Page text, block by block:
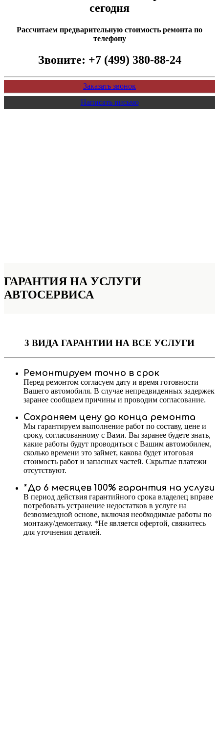
сегодня
Рассчитаем предварительную стоимость ремонта по
телефону
Звоните: +7 (499) 380-88-24
Заказать звонок
Написать письмо
ГАРАНТИЯ НА УСЛУГИ
АВТОСЕРВИСА
3 ВИДА ГАРАНТИИ НА ВСЕ УСЛУГИ
Ремонтируем точно в срок
Перед ремонтом согласуем дату и время готовности
Вашего автомобиля. В случае непредвиденных задержек
заранее сообщаем причины и проводим согласование.
Сохраняем цену до конца ремонта
Мы гарантируем выполнение работ по составу, цене и
сроку, согласованному с Вами. Вы заранее будете знать,
какие работы будут проводиться с Вашим автомобилем,
сколько времени это займет, какова будет итоговая
стоимость работ и запасных частей. Скрытые платежи
отсутствуют.
*До 6 месяцев 100% гарантия на услуги
В период действия гарантийного срока владелец вправе
потребовать устранение недостатков в услуге на
безвозмездной основе, включая необходимые работы по
монтажу/демонтажу. *Не является офертой, свяжитесь
для уточнения деталей.